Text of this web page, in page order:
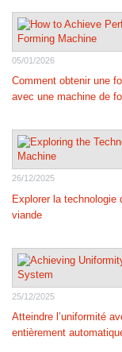
05/01/2026
Comment obtenir une
avec une machine de
26/12/2025
Explorer la technologie
viande
25/12/2025
Atteindre l’uniformité
entièrement